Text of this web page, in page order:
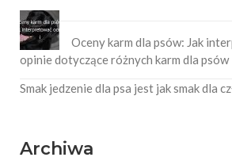
Oceny karm dla psów: Jak
opinie dotyczące różnych karm dla psów
Smak jedzenie dla psa jest jak smak dla
Archiwa